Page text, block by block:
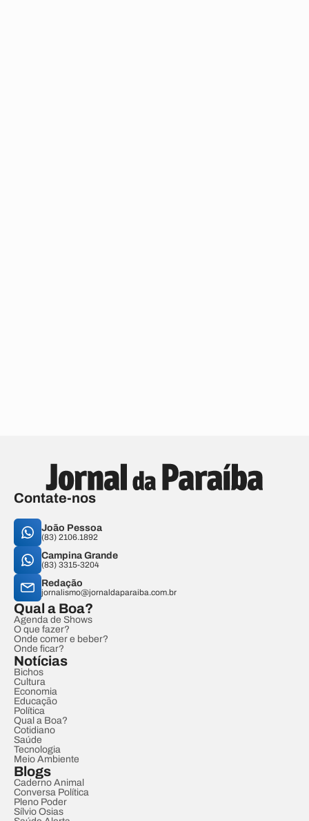
Contate-nos
João Pessoa
(83) 2106.1892
Campina Grande
(83) 3315-3204
Redação
jornalismo@jornaldaparaiba.com.br
Qual a Boa?
Agenda de Shows
O que fazer?
Onde comer e beber?
Onde ficar?
Notícias
Bichos
Cultura
Economia
Educação
Política
Qual a Boa?
Cotidiano
Saúde
Tecnologia
Meio Ambiente
Blogs
Caderno Animal
Conversa Política
Pleno Poder
Sílvio Osias